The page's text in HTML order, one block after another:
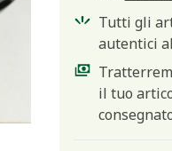
Tutti gli
autentici
il tuo